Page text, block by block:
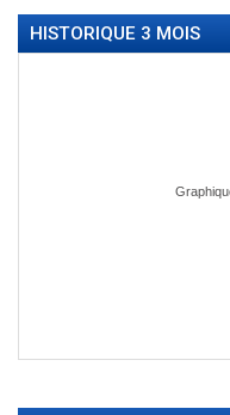
HISTORIQUE 3 MOIS